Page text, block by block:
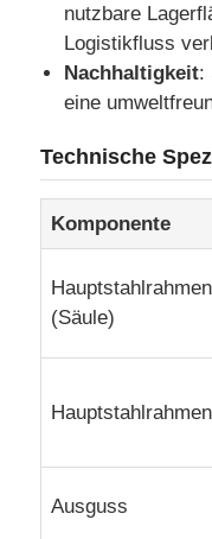
Vorgefertigtes
Stahlgewerbe
Bergbaustrukturen
Stahlkonstruktion
nutzbare
Logistikfluss
Nachhaltigkeit:
eine
Technische
Komponente
Hauptstahlrahmen
(Säule)
Hauptstahlrahmen
Ausguss